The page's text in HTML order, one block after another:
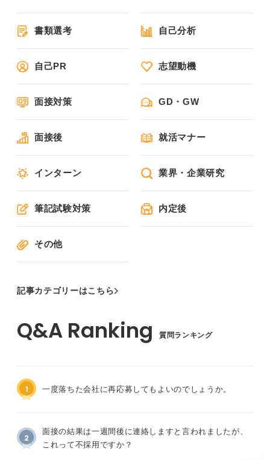
書類選考 自己分析
自己PR 志望動機
面接対策 GD・GW
面接後 就活マナー
インターン 業界・企業研究
筆記試験対策 内定後
その他
記事カテゴリーはこちら
質問ランキング
1 一度落ちた会社に再応募してもよいのでしょうか。
2
面接の結果は一週間後に連絡しますと言われましたが、
これって不採用ですか？